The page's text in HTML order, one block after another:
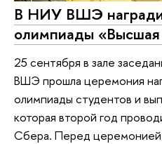
В НИУ ВШЭ
олимпиады «Высшая
25 сентября в зале
ВШЭ прошла церемония
олимпиады студентов и
которая второй год
Сбера. Перед церемонией